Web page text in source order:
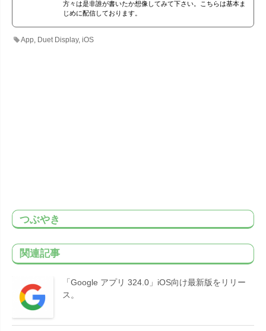
方々は是非誰が書いたか想像してみて下さい。こちらは基本ま
じめに配信しております。
App, Duet Display,iOS
つぶやき
関連記事
「Google アプリ 324.0」iOS向け最新版をリリー
ス。